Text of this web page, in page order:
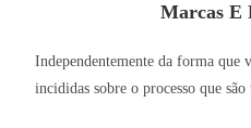
Marcas E
Independentemente da forma que
incididas sobre o processo que